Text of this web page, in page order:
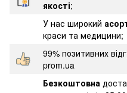
якості;
У нас широкий
краси та медицини;
99% позитивних
prom.ua
Безкоштовна